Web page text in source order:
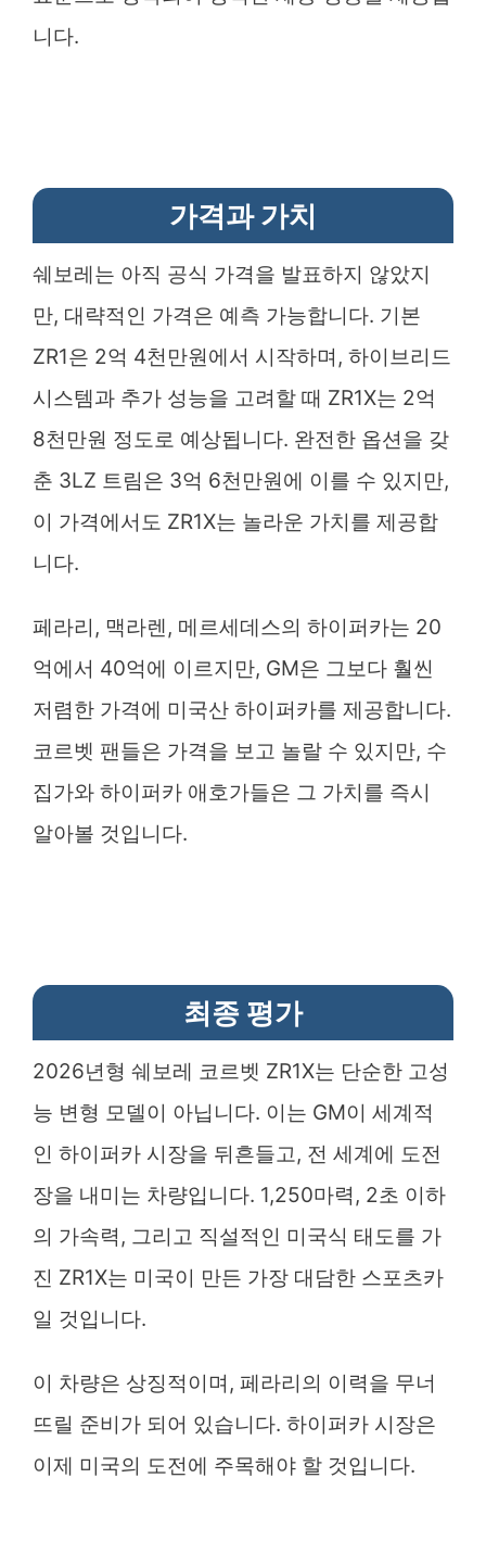
니다.
가격과 가치
쉐보레는 아직 공식 가격을 발표하지 않았지
만, 대략적인 가격은 예측 가능합니다. 기본
ZR1은 2억 4천만원에서 시작하며, 하이브리드
시스템과 추가 성능을 고려할 때 ZR1X는 2억
8천만원 정도로 예상됩니다. 완전한 옵션을 갖
춘 3LZ 트림은 3억 6천만원에 이를 수 있지만,
이 가격에서도 ZR1X는 놀라운 가치를 제공합
니다.
페라리, 맥라렌, 메르세데스의 하이퍼카는 20
억에서 40억에 이르지만, GM은 그보다 훨씬
저렴한 가격에 미국산 하이퍼카를 제공합니다.
코르벳 팬들은 가격을 보고 놀랄 수 있지만, 수
집가와 하이퍼카 애호가들은 그 가치를 즉시
알아볼 것입니다.
최종 평가
2026년형 쉐보레 코르벳 ZR1X는 단순한 고성
능 변형 모델이 아닙니다. 이는 GM이 세계적
인 하이퍼카 시장을 뒤흔들고, 전 세계에 도전
장을 내미는 차량입니다. 1,250마력, 2초 이하
의 가속력, 그리고 직설적인 미국식 태도를 가
진 ZR1X는 미국이 만든 가장 대담한 스포츠카
일 것입니다.
이 차량은 상징적이며, 페라리의 이력을 무너
뜨릴 준비가 되어 있습니다. 하이퍼카 시장은
이제 미국의 도전에 주목해야 할 것입니다.